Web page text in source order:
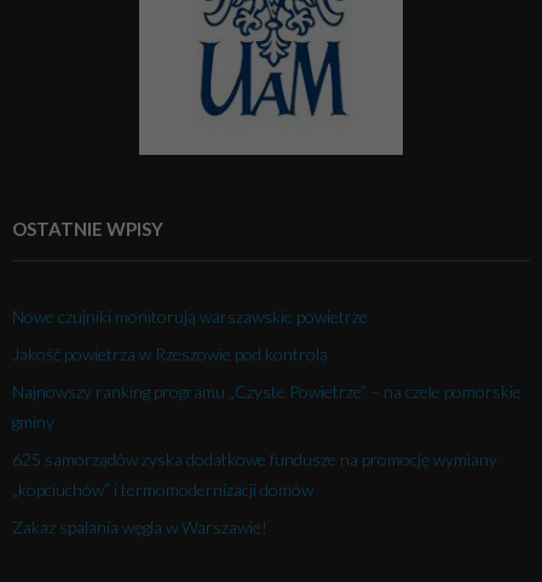
OSTATNIE WPISY
Nowe czujniki monitorują warszawskie powietrze
Jakość powietrza w Rzeszowie pod kontrolą
Najnowszy ranking programu „Czyste Powietrze” – na czele pomorskie
gminy
625 samorządów zyska dodatkowe fundusze na promocję wymiany
„kopciuchów” i termomodernizacji domów
Zakaz spalania węgla w Warszawie!